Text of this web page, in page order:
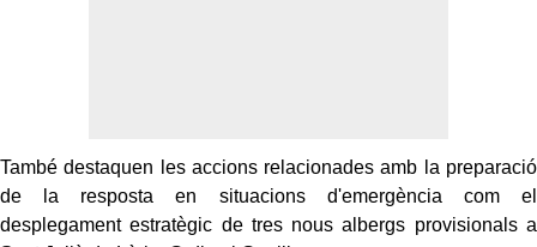
També destaquen les accions relacionades amb la preparació
de la resposta en situacions d'emergència com el
desplegament estratègic de tres nous albergs provisionals a